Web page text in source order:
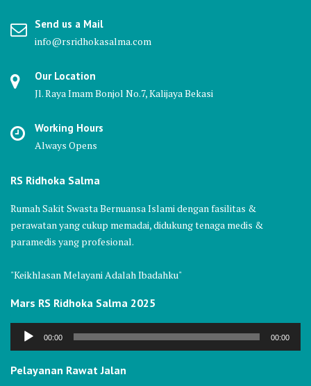
Send us a Mail
info@rsridhokasalma.com
Our Location
Jl. Raya Imam Bonjol No.7, Kalijaya Bekasi
Working Hours
Always Opens
RS Ridhoka Salma
Rumah Sakit Swasta Bernuansa Islami dengan fasilitas &
perawatan yang cukup memadai, didukung tenaga medis &
paramedis yang profesional.
"Keikhlasan Melayani Adalah Ibadahku"
Mars RS Ridhoka Salma 2025
Audio
00:00 00:00
Pelayanan Rawat Jalan